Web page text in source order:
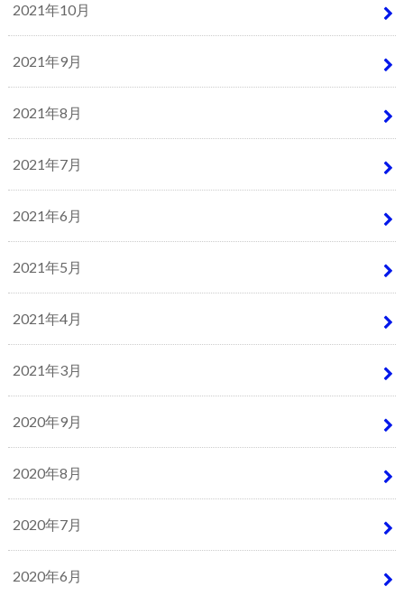
2021年10月
2021年9月
2021年8月
2021年7月
2021年6月
2021年5月
2021年4月
2021年3月
2020年9月
2020年8月
2020年7月
2020年6月